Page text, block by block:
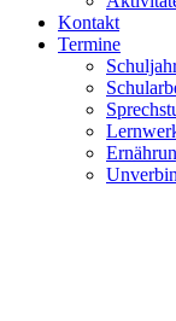
Kontakt
Termine